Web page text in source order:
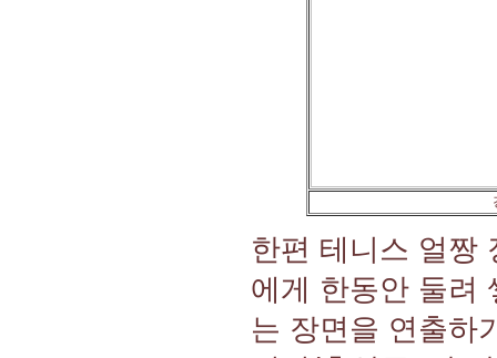
한편 테니스 얼짱
에게 한동안 둘려
는 장면을 연출하